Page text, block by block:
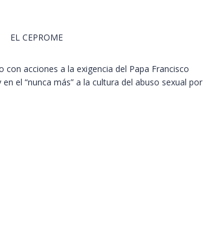
EL CEPROME
con acciones a la exigencia del Papa Francisco
el “nunca más” a la cultura del abuso sexual por